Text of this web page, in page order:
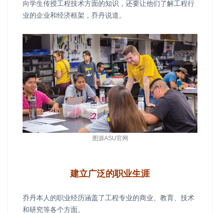
向学生传授工程技术方面的知识，还要让他们了解工程行
业的企业和经济框架，乔丹说道。
图源ASU官网
建立广泛的职业生涯
乔丹本人的职业经历涵盖了工程专业的商业、教育、技术
和研究等各个方面。